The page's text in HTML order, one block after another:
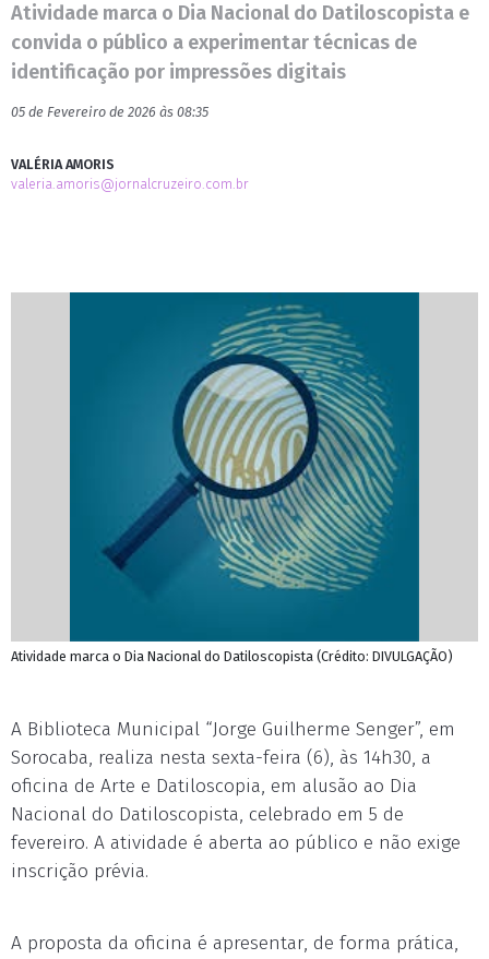
Atividade marca o Dia Nacional do Datiloscopista e
convida o público a experimentar técnicas de
identificação por impressões digitais
05 de Fevereiro de 2026 às 08:35
VALÉRIA AMORIS
valeria.amoris@jornalcruzeiro.com.br
Atividade marca o Dia Nacional do Datiloscopista (Crédito: DIVULGAÇÃO)
A Biblioteca Municipal “Jorge Guilherme Senger”, em
Sorocaba, realiza nesta sexta-feira (6), às 14h30, a
oficina de Arte e Datiloscopia, em alusão ao Dia
Nacional do Datiloscopista, celebrado em 5 de
fevereiro. A atividade é aberta ao público e não exige
inscrição prévia.
A proposta da oficina é apresentar, de forma prática,